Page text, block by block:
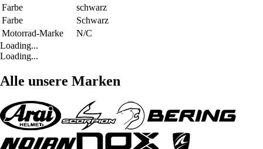
Farbe
schwarz
Farbe
Schwarz
Motorrad-Marke
N/C
Loading...
Loading...
Alle unsere Marken